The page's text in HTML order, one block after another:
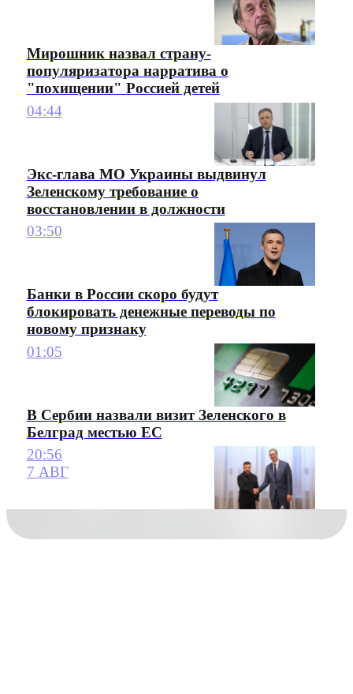
Мирошник назвал страну-
популяризатора нарратива о
"похищении" Россией детей
04:44
Экс-глава МО Украины выдвинул
Зеленскому требование о
восстановлении в должности
03:50
Банки в России скоро будут
блокировать денежные переводы по
новому признаку
01:05
В Сербии назвали визит Зеленского в
Белград местью ЕС
20:56
7 АВГ